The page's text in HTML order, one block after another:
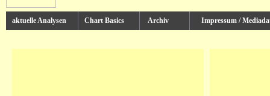
aktuelle Analysen Chart Basics Archiv Impressum /